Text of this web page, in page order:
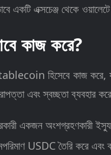
একটি এক্সচেঞ্জ থেকে
কাজ করে?
হিসেবে কাজ করে, যা
এবং স্বচ্ছতা ব্যবহার
একজন অংশগ্রহণকারী
USDC তৈরি করে এবং